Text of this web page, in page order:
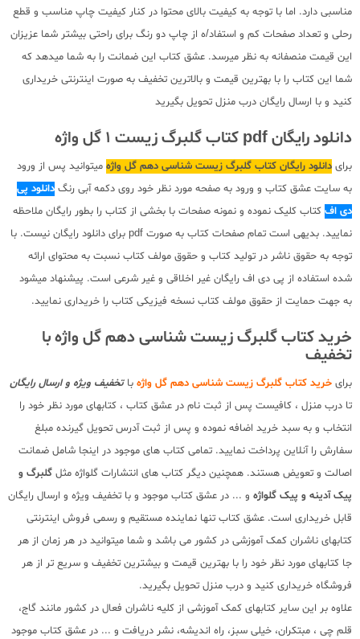
مناسبی دارد. اما با توجه به کیفیت بالای محتوا در کنار کیفیت چاپ مناسب و قطع
رحلی و تعداد صفحات کم و استفاد/ه از چاپ دو رنگ برای راحتی بیشتر شما عزیزان
این قیمت منصفانه به نظر میرسد. عشق کتاب این ضمانت را به شما میدهد که
شما این کتاب را با بهترین قیمت و بالاترین تخفیف به صورت اینترنتی خریداری
کنید و با ارسال رایگان درب منزل تحویل بگیرید
دانلود رایگان pdf کتاب گلبرگ زیست 1 گل واژه
برای دانلود رایگان کتاب گلبرگ زیست شناسی دهم گل واژه میتوانید پس از ورود
به سایت عشق کتاب و ورود به صفحه مورد نظر خود روی دکمه آبی رنگ دانلود پی
دی اف کتاب کلیک نموده و نمونه صفحات با بخشی از کتاب را بطور رایگان ملاحظه
نمایید. بدیهی است تمام صفحات کتاب به صورت pdf برای دانلود رایگان نیست. با
توجه به حقوق ناشر در تولید کتاب و حقوق مولف کتاب نسبت به محتوای ارائه
شده استفاده از پی دی اف رایگان غیر اخلاقی و غیر شرعی است. پیشنهاد میشود
به جهت حمایت از حقوق مولف کتاب نسخه فیزیکی کتاب را خریداری نمایید.
خرید کتاب گلبرگ زیست شناسی دهم گل واژه با
تخفیف
برای خرید کتاب گلبرگ زیست شناسی دهم گل واژه باتخفیف ویژه و ارسال رایگان
تا درب منزل ، کافیست پس از ثبت نام در عشق کتاب ، کتابهای مورد نظر خود را
انتخاب و به سبد خرید اضافه نموده و پس از ثبت آدرس تحویل گیرنده مبلغ
سفارش را آنلاین پرداخت نمایید. تمامی کتاب های موجود در اینجا شامل ضمانت
اصالت و تعویض هستند. همچنین دیگر کتاب های انتشارات گلواژه مثل گلبرگ و
پیک آدینه و پیک گلواژه و ... در عشق کتاب موجود و با تخفیف ویژه و ارسال رایگان
قابل خریداری است. عشق کتاب تنها نماینده مستقیم و رسمی فروش اینترنتی
کتابهای ناشران کمک آموزشی در کشور می باشد و شما میتوانید در هر زمان از هر
جا کتابهای مورد نظر خود را با بهترین قیمت و بیشترین تخفیف و سریع تر از هر
فروشگاه خریداری کنید و درب منزل تحویل بگیرید.
علاوه بر این سایر کتابهای کمک آموزشی از کلیه ناشران فعال در کشور مانند گاج،
قلم چی ، مبتکران، خیلی سبز، راه اندیشه، نشر دریافت و ... در عشق کتاب موجود